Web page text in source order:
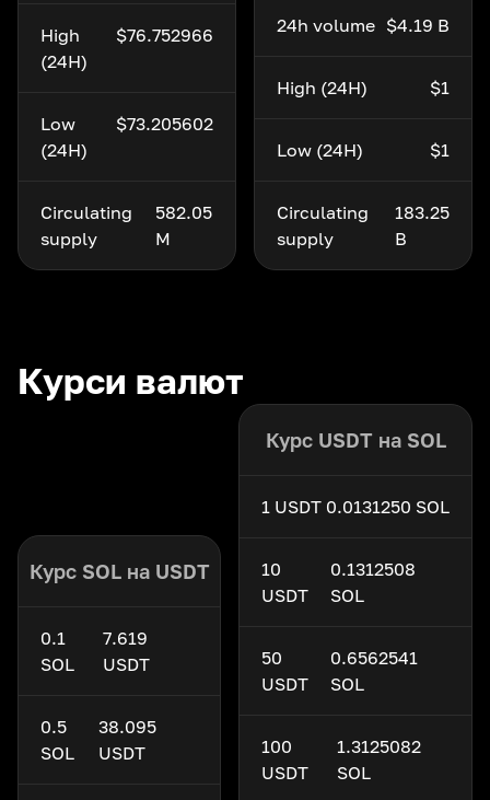
High
(24H)
$76.752966
Low
(24H)
$73.205602
Circulating
supply
582.05
M
24h volume $4.19 B
High (24H) $1
Low (24H) $1
Circulating
supply
183.25
B
Курси валют
Курс SOL на USDT
0.1
SOL
7.619
USDT
0.5
SOL
38.095
USDT
Курс USDT на SOL
1 USDT 0.0131250 SOL
10
USDT
0.1312508
SOL
50
USDT
0.6562541
SOL
100
USDT
1.3125082
SOL